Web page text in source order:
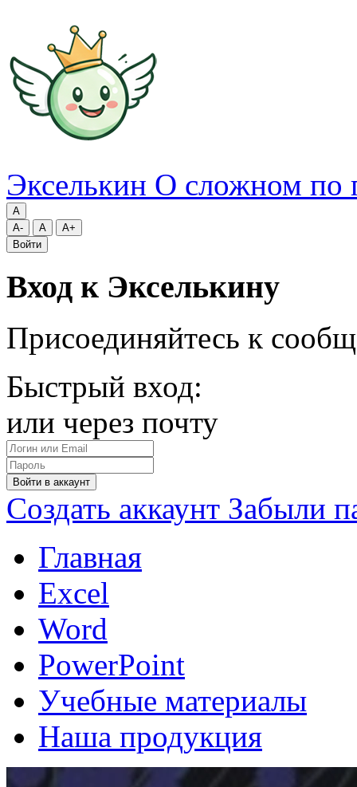
Экселькин О сложном по
A
A-
A
A+
Войти
Вход к Экселькину
Присоединяйтесь к
Быстрый вход:
или через почту
Войти в аккаунт
Создать аккаунт Забыли
Главная
Excel
Word
PowerPoint
Учебные материалы
Наша продукция